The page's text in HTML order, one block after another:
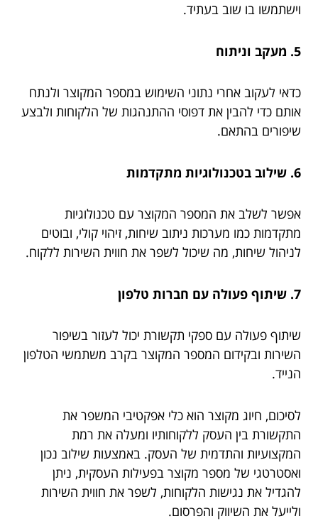
וישתמשו בו שוב בעתיד.
5. מעקב וניתוח
כדאי לעקוב אחרי נתוני השימוש במספר המקוצר ולנתח
אותם כדי להבין את דפוסי ההתנהגות של הלקוחות ולבצע
שיפורים בהתאם.
6. שילוב בטכנולוגיות מתקדמות
אפשר לשלב את המספר המקוצר עם טכנולוגיות
מתקדמות כמו מערכות ניתוב שיחות, זיהוי קולי, ובוטים
לניהול שיחות, מה שיכול לשפר את חווית השירות ללקוח.
7. שיתוף פעולה עם חברות טלפון
שיתוף פעולה עם ספקי תקשורת יכול לעזור בשיפור
השירות ובקידום המספר המקוצר בקרב משתמשי הטלפון
הנייד.
לסיכום, חיוג מקוצר הוא כלי אפקטיבי המשפר את
התקשורת בין העסק ללקוחותיו ומעלה את רמת
המקצועיות והתדמית של העסק. באמצעות שילוב נכון
ואסטרטגי של מספר מקוצר בפעילות העסקית, ניתן
להגדיל את נגישות הלקוחות, לשפר את חווית השירות
ולייעל את השיווק והפרסום.